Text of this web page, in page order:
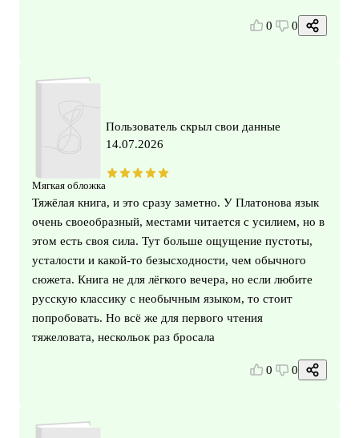
0 0
Мягкая обложка
Пользователь скрыл свои данные
14.07.2026
Тяжёлая книга, и это сразу заметно. У Платонова язык
очень своеобразный, местами читается с усилием, но в
этом есть своя сила. Тут больше ощущение пустоты,
усталости и какой-то безысходности, чем обычного
сюжета. Книга не для лёгкого вечера, но если любите
русскую классику с необычным языком, то стоит
попробовать. Но всё же для первого чтения
тяжеловата, нескольок раз бросала
0 0